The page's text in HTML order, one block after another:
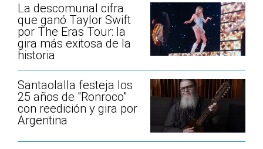
La descomunal cifra
que ganó Taylor Swift
por The Eras Tour: la
gira más exitosa de la
historia
Santaolalla festeja los
25 años de "Ronroco"
con reedición y gira por
Argentina